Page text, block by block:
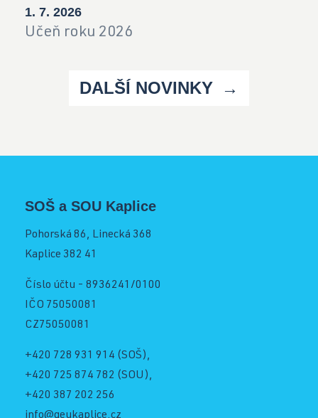
1. 7. 2026
Učeň roku 2026
DALŠÍ NOVINKY
SOŠ a SOU Kaplice
Pohorská 86, Linecká 368
Kaplice 382 41
Číslo účtu - 8936241/0100
IČO 75050081
CZ75050081
+420 728 931 914 (SOŠ),
+420 725 874 782 (SOU),
+420 387 202 256
info@geukaplice.cz